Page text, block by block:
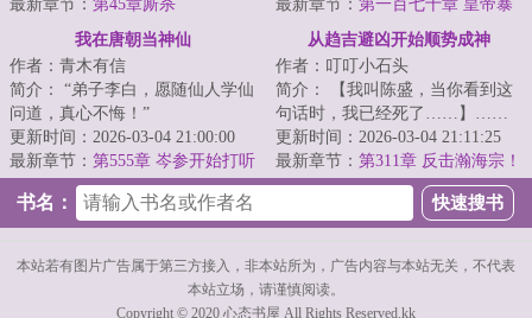
最新章节： 第45章厮杀
停...
最新章节： 第一百七十章 皇帝暴
我在唐朝当神仙
作者：青木有信
简介： “弟子李白，愿随仙人学仙
问道，真心不悔！”
“丹丘生，孟夫...
更新时间：2026-03-04 21:00:00
最新章节： 第555章 岑参开始打听
从趋吉避凶开始顺势成神
作者：叮叮小石头
简介： 【我叫陈盛，当你看到这
句话时，我已经死了……】……
一朝穿越，命如草芥，睁眼便是
两军对...
更新时间：2026-03-04 21:11:25
最新章节： 第311章 反击瀚海宗！
聂湘君心虚！
书名：
本站若有图片广告属于第三方接入，非本站所为，广告内容与本站无关，不代表
本站立场，请谨慎阅读。
Copyright © 2020 心态书屋 All Rights Reserved.kk